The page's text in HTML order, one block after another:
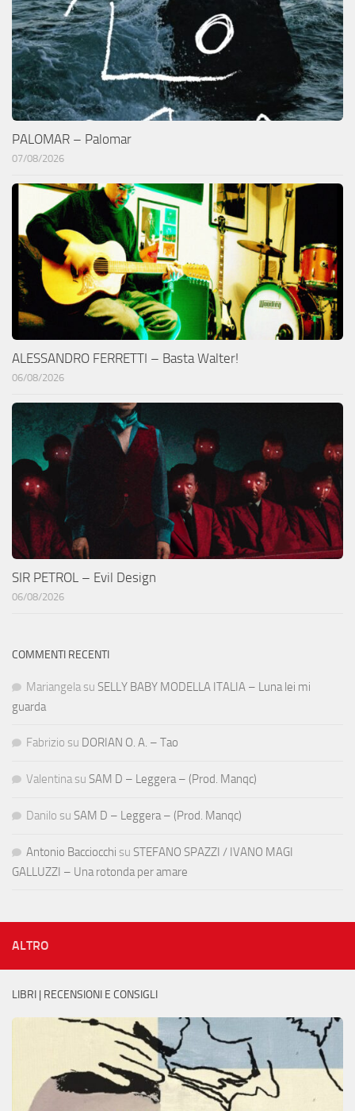
PALOMAR – Palomar
07/08/2026
ALESSANDRO FERRETTI – Basta Walter!
06/08/2026
SIR PETROL – Evil Design
06/08/2026
COMMENTI RECENTI
Mariangela su SELLY BABY MODELLA ITALIA – Luna lei mi
guarda
Fabrizio su DORIAN O. A. – Tao
Valentina su SAM D – Leggera – (Prod. Manqc)
Danilo su SAM D – Leggera – (Prod. Manqc)
Antonio Bacciocchi su STEFANO SPAZZI / IVANO MAGI
GALLUZZI – Una rotonda per amare
ALTRO
LIBRI | RECENSIONI E CONSIGLI